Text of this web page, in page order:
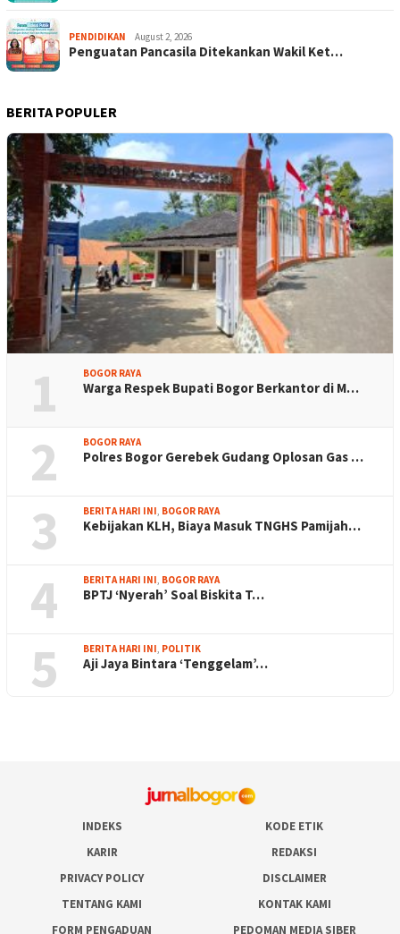
PENDIDIKAN August 2, 2026
Penguatan Pancasila Ditekankan Wakil Ket…
BERITA POPULER
1 BOGOR RAYA
Warga Respek Bupati Bogor Berkantor di M…
2 BOGOR RAYA
Polres Bogor Gerebek Gudang Oplosan Gas …
3 BERITA HARI INI, BOGOR RAYA
Kebijakan KLH, Biaya Masuk TNGHS Pamijah…
4 BERITA HARI INI, BOGOR RAYA
BPTJ ‘Nyerah’ Soal Biskita T…
5 BERITA HARI INI, POLITIK
Aji Jaya Bintara ‘Tenggelam’…
INDEKS
KODE ETIK
KARIR
REDAKSI
PRIVACY POLICY
DISCLAIMER
TENTANG KAMI
KONTAK KAMI
FORM PENGADUAN
PEDOMAN MEDIA SIBER